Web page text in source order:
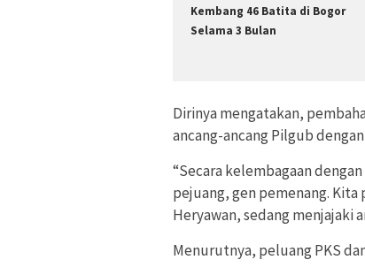
Kembang 46 Batita di Bogor
Selama 3 Bulan
Dirinya mengatakan,
ancang-ancang Pilgub
“Secara kelembagaan
pejuang, gen pemenang. Kita
Heryawan, sedang menjajaki
Menurutnya, peluang PKS